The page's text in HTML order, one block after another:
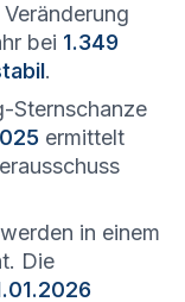
bei 1.349
.
Sternschanze
ermittelt
in einem
Die